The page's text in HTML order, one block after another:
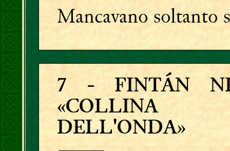
Mancavano
7- FINTÁN
«COLLINA
DELL'ONDA»